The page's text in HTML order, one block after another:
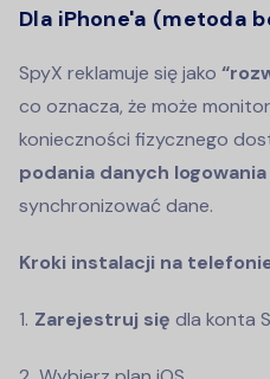
Dla iPhone'a (metoda
SpyX reklamuje się jako
co oznacza, że może
konieczności fizycznego
podania danych
synchronizować dane.
Kroki instalacji na
Zarejestruj się dla konta